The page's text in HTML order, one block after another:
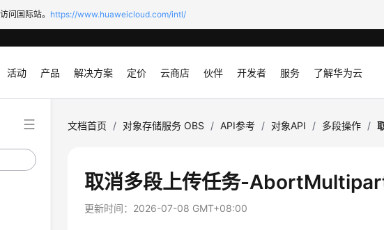
问国际站。 https://www.huaweicloud.com/intl/
活动 产品 解决方案 定价 云商店 伙伴 开发者 服务 了解华为云
文档首页 / 对象存储服务 OBS / API参考 / 对象API / 多段操作 /
取消多段上传任务-
更新时间： 2026-07-08 GMT+08:00